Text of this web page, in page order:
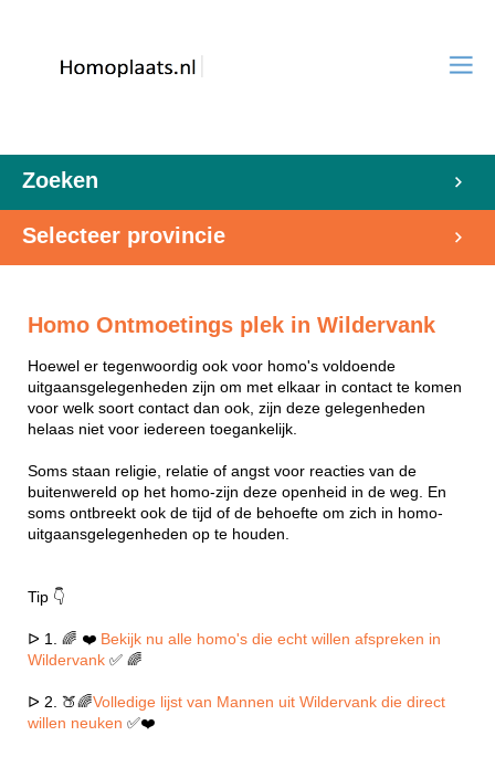
Zoeken
Selecteer provincie
Homo Ontmoetings plek in Wildervank
Hoewel er tegenwoordig ook voor homo's voldoende
uitgaansgelegenheden zijn om met elkaar in contact te komen
voor welk soort contact dan ook, zijn deze gelegenheden
helaas niet voor iedereen toegankelijk.
Soms staan religie, relatie of angst voor reacties van de
buitenwereld op het homo-zijn deze openheid in de weg. En
soms ontbreekt ook de tijd of de behoefte om zich in homo-
uitgaansgelegenheden op te houden.
Tip 👇
ᐅ 1. 🌈 ❤️ Bekijk nu alle homo's die echt willen afspreken in
Wildervank ✅ 🌈
ᐅ 2. 🍑🌈Volledige lijst van Mannen uit Wildervank die direct
willen neuken ✅❤️